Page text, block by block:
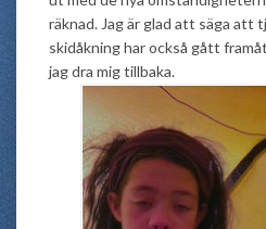
räknad. Jag är glad att säga att
skidåkning har också gått
jag dra mig tillbaka.